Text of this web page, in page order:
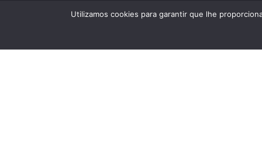
31 visualizações 26
Utilizamos cookies para garantir que lhe